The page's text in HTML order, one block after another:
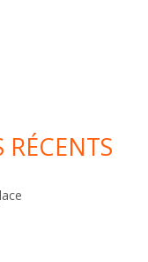
RÉCENTS